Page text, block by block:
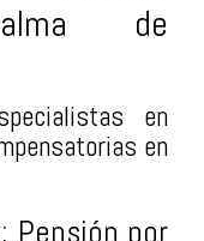
de
en
en
Pensión por